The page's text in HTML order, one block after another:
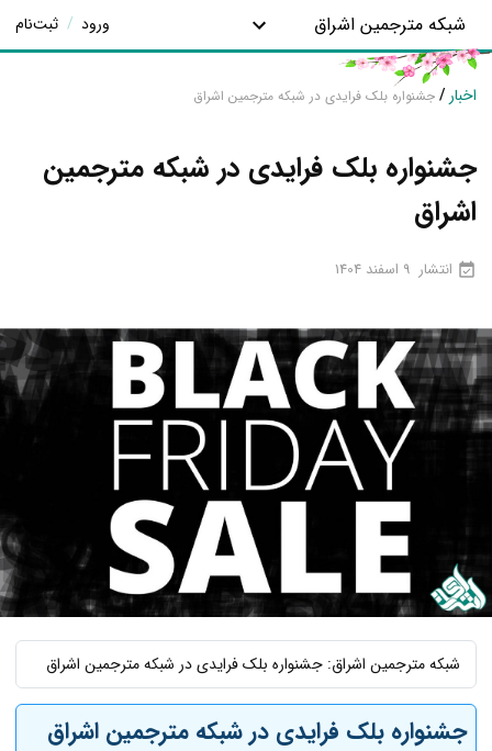
شبکه مترجمین اشراق ورود / ثبت‌نام
اخبار / جشنواره بلک فرایدی در شبکه مترجمین اشراق
جشنواره بلک فرایدی در شبکه مترجمین
اشراق
انتشار 9 اسفند 1404
شبکه مترجمین اشراق: جشنواره بلک فرایدی در شبکه مترجمین اشراق
جشنواره بلک فرایدی در شبکه مترجمین اشراق